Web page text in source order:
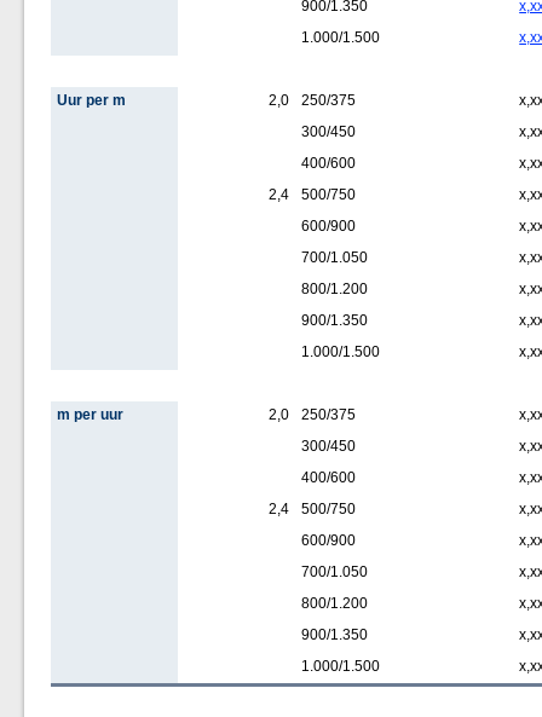
900/1.350
1.000/1.500
Uur per m 2,0 250/375
300/450
400/600
2,4
500/750
600/900
700/1.050
800/1.200
900/1.350
1.000/1.500
m per uur 2,0 250/375
300/450
400/600
2,4
500/750
600/900
700/1.050
800/1.200
900/1.350
1.000/1.500